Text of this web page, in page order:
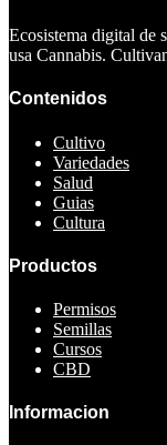
Ecosistema digital de
usa Cannabis.
Contenidos
Cultivo
Variedades
Salud
Guias
Cultura
Productos
Permisos
Semillas
Cursos
CBD
Informacion